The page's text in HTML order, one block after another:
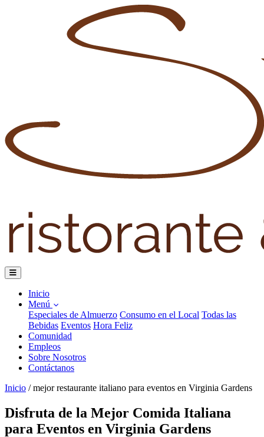
Inicio
Menú
Especiales de Almuerzo Consumo en el Local Todas las
Bebidas Eventos Hora Feliz
Comunidad
Empleos
Sobre Nosotros
Contáctanos
Inicio / mejor restaurante italiano para eventos en Virginia Gardens
Disfruta de la Mejor Comida Italiana
para Eventos en Virginia Gardens